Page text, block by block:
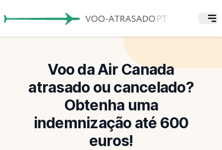
Voo da Air Canada
atrasado ou cancelado?
Obtenha uma
indemnização até 600
euros!